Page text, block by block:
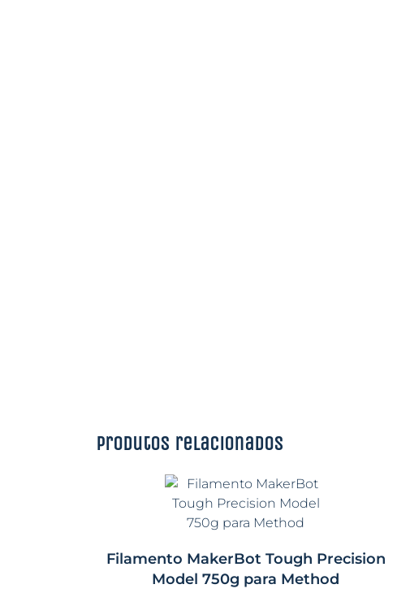
Produtos relacionados
Filamento MakerBot Tough Precision
Model 750g para Method